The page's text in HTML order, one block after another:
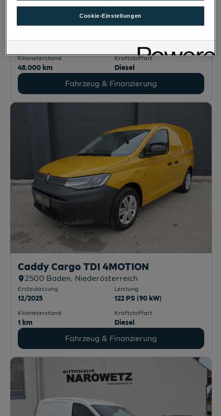
Caddy TDI 4MOTION
3350 Haag, Niederösterreich
Kilometerstand
48.000 km
Kraftstoffart
Diesel
Fahrzeug & Finanzierung
Caddy Cargo TDI 4MOTION
2500 Baden, Niederösterreich
Erstzulassung
12/2025
Leistung
122 PS (90 kW)
Kilometerstand
1 km
Kraftstoffart
Diesel
Fahrzeug & Finanzierung
Cookie-Einstellungen